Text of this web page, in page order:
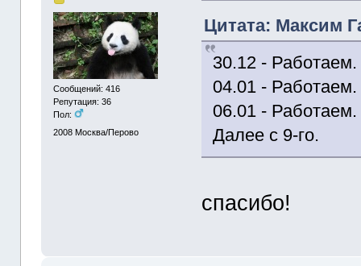
Сообщений: 416
Репутация: 36
Пол:
2008 Москва/Перово
Цитата: Максим
30.12 - Работаем.
04.01 - Работаем.
06.01 - Работаем.
Далее с 9-го.
спасибо!